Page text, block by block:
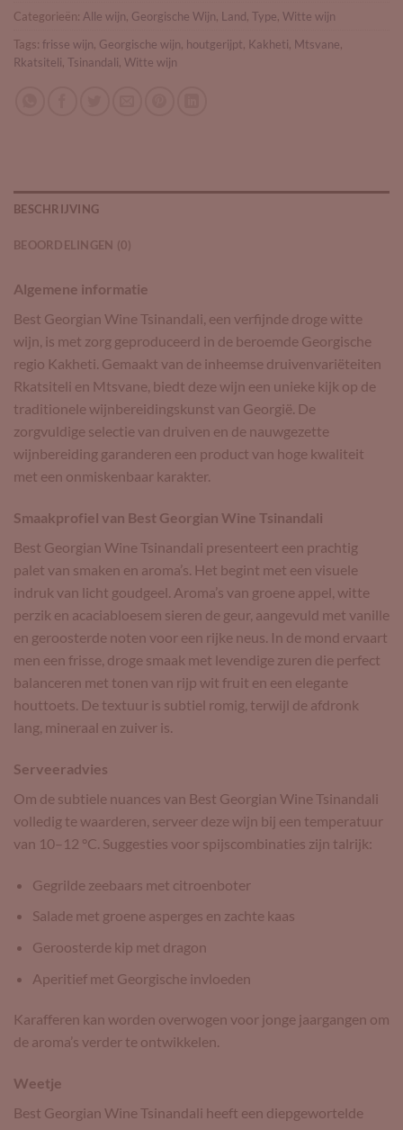
Categorieën: Alle wijn, Georgische Wijn, Land, Type, Witte wijn
Tags: frisse wijn, Georgische wijn, houtgerijpt, Kakheti, Mtsvane,
Rkatsiteli, Tsinandali, Witte wijn
BESCHRIJVING
BEOORDELINGEN (0)
Algemene informatie
Best Georgian Wine Tsinandali, een verfijnde droge witte
wijn, is met zorg geproduceerd in de beroemde Georgische
regio Kakheti. Gemaakt van de inheemse druivenvariëteiten
Rkatsiteli en Mtsvane, biedt deze wijn een unieke kijk op de
traditionele wijnbereidingskunst van Georgië. De
zorgvuldige selectie van druiven en de nauwgezette
wijnbereiding garanderen een product van hoge kwaliteit
met een onmiskenbaar karakter.
Smaakprofiel van Best Georgian Wine Tsinandali
Best Georgian Wine Tsinandali presenteert een prachtig
palet van smaken en aroma’s. Het begint met een visuele
indruk van licht goudgeel. Aroma’s van groene appel, witte
perzik en acaciabloesem sieren de geur, aangevuld met vanille
en geroosterde noten voor een rijke neus. In de mond ervaart
men een frisse, droge smaak met levendige zuren die perfect
balanceren met tonen van rijp wit fruit en een elegante
houttoets. De textuur is subtiel romig, terwijl de afdronk
lang, mineraal en zuiver is.
Serveeradvies
Om de subtiele nuances van Best Georgian Wine Tsinandali
volledig te waarderen, serveer deze wijn bij een temperatuur
van 10–12 °C. Suggesties voor spijscombinaties zijn talrijk:
Gegrilde zeebaars met citroenboter
Salade met groene asperges en zachte kaas
Geroosterde kip met dragon
Aperitief met Georgische invloeden
Karafferen kan worden overwogen voor jonge jaargangen om
de aroma’s verder te ontwikkelen.
Weetje
Best Georgian Wine Tsinandali heeft een diepgewortelde